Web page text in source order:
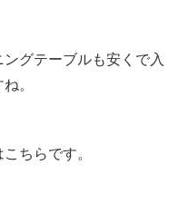
グテーブルも安くで入
。
ちらです。